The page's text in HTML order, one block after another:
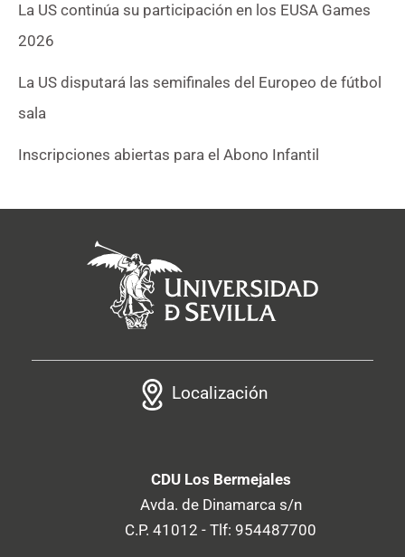
La US continúa su participación en los EUSA Games
2026
La US disputará las semifinales del Europeo de fútbol
sala
Inscripciones abiertas para el Abono Infantil
Localización
CDU Los Bermejales
Avda. de Dinamarca s/n
C.P. 41012 - Tlf: 954487700